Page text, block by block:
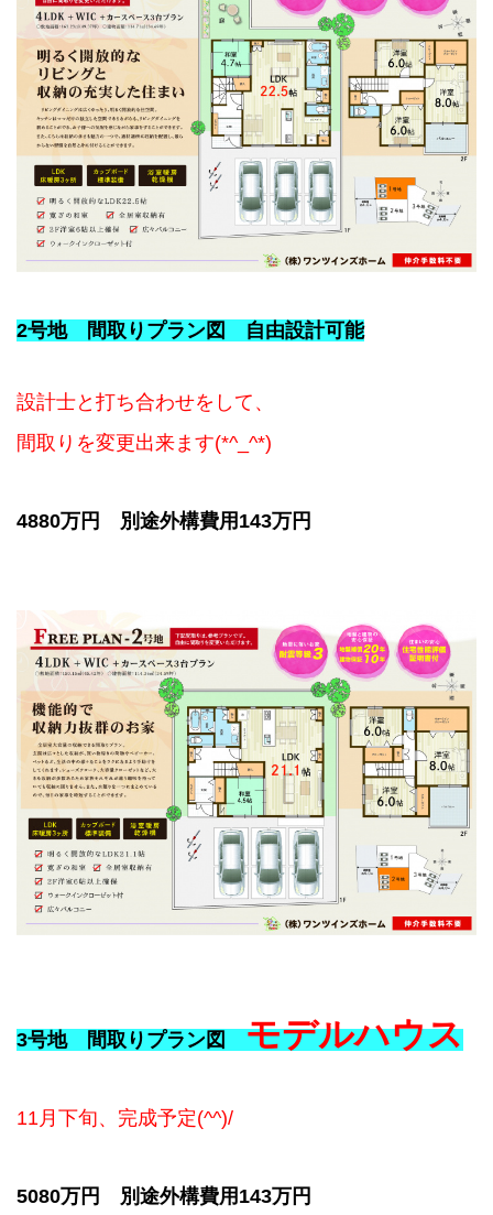
2号地 間取りプラン図 自由設計可能
設計士と打ち合わせをして、
間取りを変更出来ます(*^_^*)
4880万円 別途外構費用143万円
3号地 間取りプラン図 モデルハウス
11月下旬、完成予定(^^)/
5080万円 別途外構費用143万円